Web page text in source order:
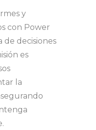
y
con Power
de decisiones
es
la